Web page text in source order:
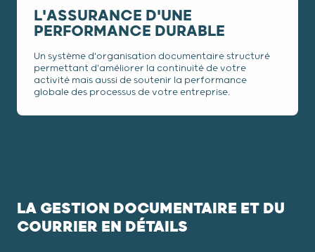
L'ASSURANCE D'UNE
PERFORMANCE DURABLE
Un système d'organisation documentaire structuré
permettant d'améliorer la continuité de votre
activité mais aussi de soutenir la performance
globale des processus de votre entreprise.
LA GESTION DOCUMENTAIRE ET DU
COURRIER EN DÉTAILS